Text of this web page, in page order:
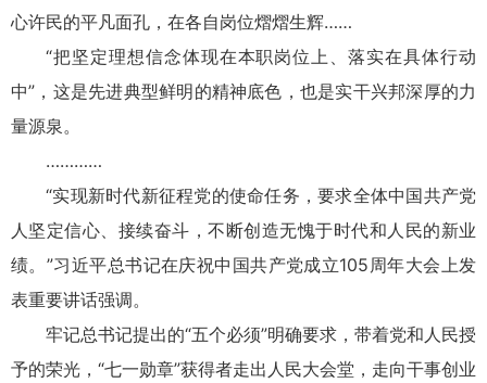
心许民的平凡面孔，在各自岗位熠熠生辉
“把坚定理想信念体现在本职岗位上、落实在具体行动
中”，这是先进典型鲜明的精神底色，也是实干兴邦深厚的力
量源泉。
“实现新时代新征程党的使命任务，要求全体中国共产党
人坚定信心、接续奋斗，不断创造无愧于时代和人民的新业
绩。”习近平总书记在庆祝中国共产党成立105周年大会上发
表重要讲话强调。
牢记总书记提出的“五个必须”明确要求，带着党和人民授
予的荣光，“七一勋章”获得者走出人民大会堂，走向干事创业